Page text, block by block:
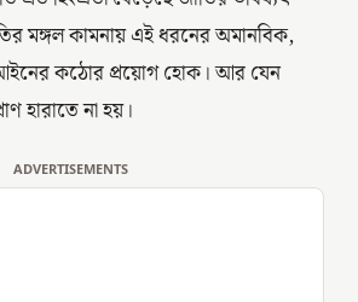
মঙ্গল কামনায় এই ধরনের অমানবিক,
আইনের কঠোর প্রয়োগ হোক। আর যেন
হারাতে না হয়।
ADVERTISEMENTS